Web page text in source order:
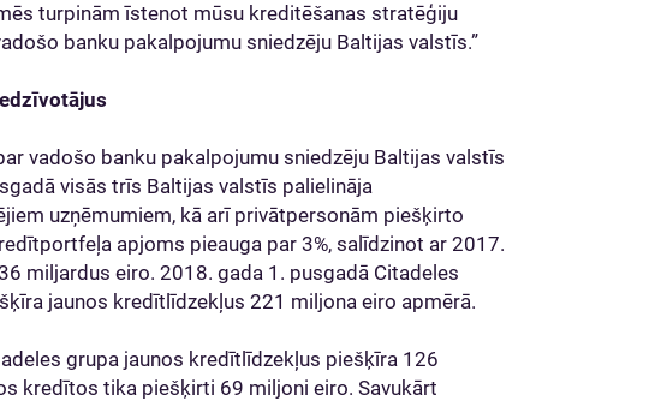
turpinām īstenot mūsu kreditēšanas stratēģiju
banku pakalpojumu sniedzēju Baltijas valstīs.”
vadošo banku pakalpojumu sniedzēju Baltijas valstīs
visās trīs Baltijas valstīs palielināja
uzņēmumiem, kā arī privātpersonām piešķirto
apjoms pieauga par 3%, salīdzinot ar 2017.
miljardus eiro. 2018. gada 1. pusgadā Citadeles
jaunos kredītlīdzekļus 221 miljona eiro apmērā.
grupa jaunos kredītlīdzekļus piešķīra 126
kredītos tika piešķirti 69 miljoni eiro. Savukārt